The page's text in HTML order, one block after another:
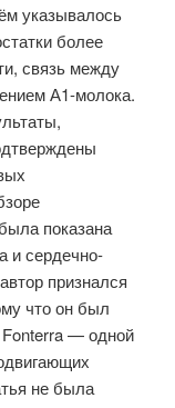
указывалось
более
связь между
А1-молока.
показана
и сердечно-
признался
что он был
Fonterra — одной
не была